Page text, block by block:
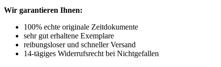
Wir garantieren Ihnen:
100% echte originale Zeitdokumente
sehr gut erhaltene Exemplare
reibungsloser und schneller Versand
14-tägiges Widerrufsrecht bei Nichtgefallen